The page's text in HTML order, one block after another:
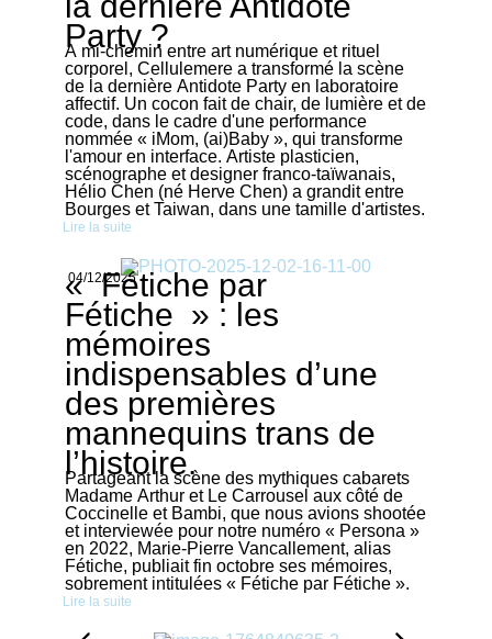
Party ?
À mi-chemin entre art numérique et rituel
corporel, Cellulemere a transformé la scène
de la dernière Antidote Party en laboratoire
affectif. Un cocon fait de chair, de lumière et de
code, dans le cadre d'une performance
nommée « iMom, (ai)Baby », qui transforme
l'amour en interface. Artiste plasticien,
scénographe et designer franco-taïwanais,
Hélio Chen (né Herve Chen) a grandit entre
Bourges et Taiwan, dans une tamille d'artistes.
Lire la suite
04/12/2025
« Fétiche par
Fétiche » : les
mémoires
indispensables d’une
des premières
mannequins trans de
l’histoire.
Partageant la scène des mythiques cabarets
Madame Arthur et Le Carrousel aux côté de
Coccinelle et Bambi, que nous avions shootée
et interviewée pour notre numéro « Persona »
en 2022, Marie-Pierre Vancallement, alias
Fétiche, publiait fin octobre ses mémoires,
sobrement intitulées « Fétiche par Fétiche ».
Lire la suite